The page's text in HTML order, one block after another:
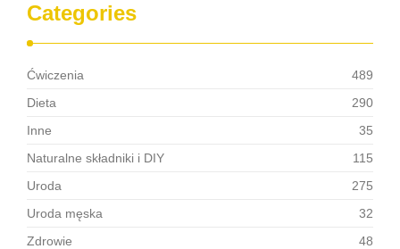
Categories
Ćwiczenia
489
Dieta
290
Inne
35
Naturalne składniki i DIY
115
Uroda
275
Uroda męska
32
Zdrowie
48